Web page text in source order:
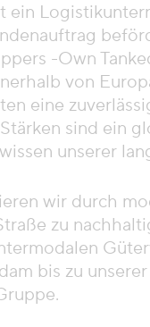
-Own
von
eine
sind ein
unserer
wir durch
zu
bis zu